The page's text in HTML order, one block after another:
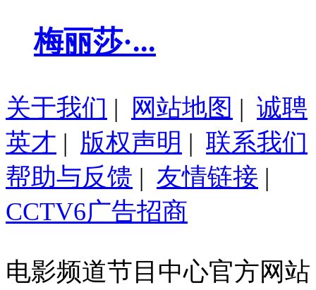
梅丽莎·...
关于我们 | 网站地图 | 诚聘
英才 | 版权声明 | 联系我们
帮助与反馈 | 友情链接 |
CCTV6广告招商
电影频道节目中心官方网站